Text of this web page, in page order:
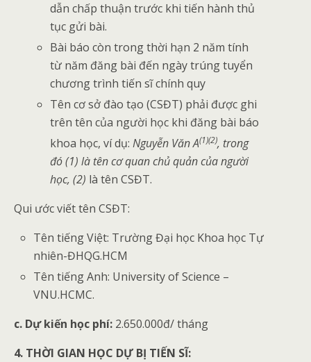
dẫn chấp thuận trước khi tiến hành thủ
tục gửi bài.
Bài báo còn trong thời hạn 2 năm tính
từ năm đăng bài đến ngày trúng tuyển
chương trình tiến sĩ chính quy
Tên cơ sở đào tạo (CSĐT) phải được ghi
trên tên của người học khi đăng bài báo
khoa học, ví dụ:Nguyễn Văn A(1)(2), trong
đó (1) là tên cơ quan chủ quản của người
học, (2) là tên CSĐT.
Qui ước viết tên CSĐT:
Tên tiếng Việt: Trường Đại học Khoa học Tự
nhiên-ĐHQG.HCM
Tên tiếng Anh: University of Science –
VNU.HCMC.
c. Dự kiến học phí: 2.650.000đ/ tháng
4. THỜI GIAN HỌC DỰ BỊ TIẾN SĨ: